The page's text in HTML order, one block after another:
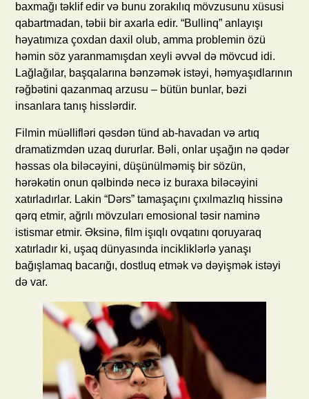
baxmağı təklif edir və bunu zorakılıq mövzusunu xüsusi
qabartmadan, təbii bir axarla edir. “Bullinq” anlayışı
həyatımıza çoxdan daxil olub, amma problemin özü
həmin söz yaranmamışdan xeyli əvvəl də mövcud idi.
Lağlağılar, başqalarına bənzəmək istəyi, həmyaşıdlarının
rəğbətini qazanmaq arzusu – bütün bunlar, bəzi
insanlara tanış hisslərdir.
Filmin müəllifləri qəsdən tünd ab-havadan və artıq
dramatizmdən uzaq dururlar. Bəli, onlar uşağın nə qədər
həssas ola biləcəyini, düşünülməmiş bir sözün,
hərəkətin onun qəlbində necə iz buraxa biləcəyini
xatırladırlar. Lakin “Dərs” tamaşaçını çıxılmazlıq hissinə
qərq etmir, ağrılı mövzuları emosional təsir naminə
istismar etmir. Əksinə, film işıqlı ovqatını qoruyaraq
xatırladır ki, uşaq dünyasında incikliklərlə yanaşı
bağışlamaq bacarığı, dostluq etmək və dəyişmək istəyi
də var.